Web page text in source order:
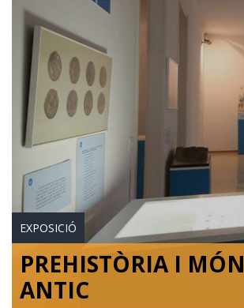
EXPOSICIÓ
PREHISTÒRIA I MÓN
ANTIC